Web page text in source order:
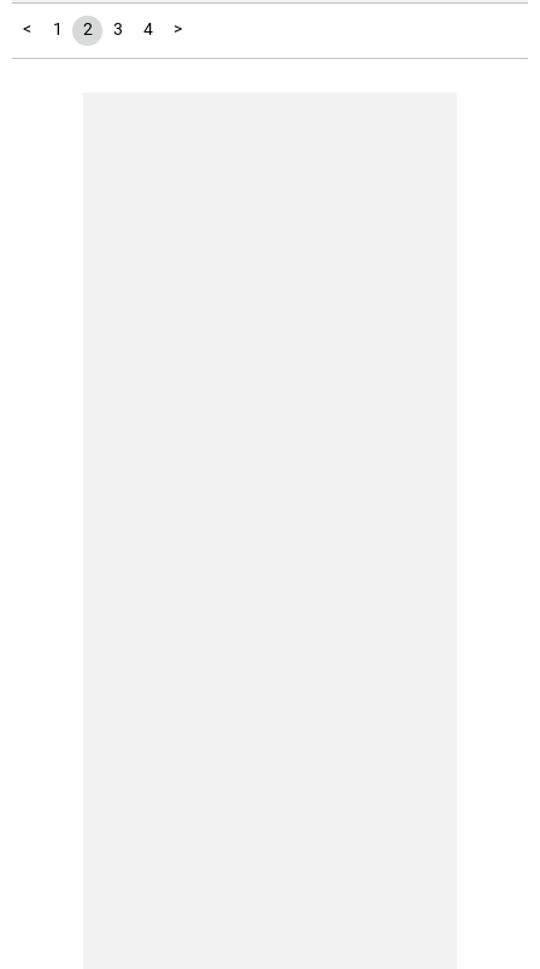
< 1 2 3 4 >